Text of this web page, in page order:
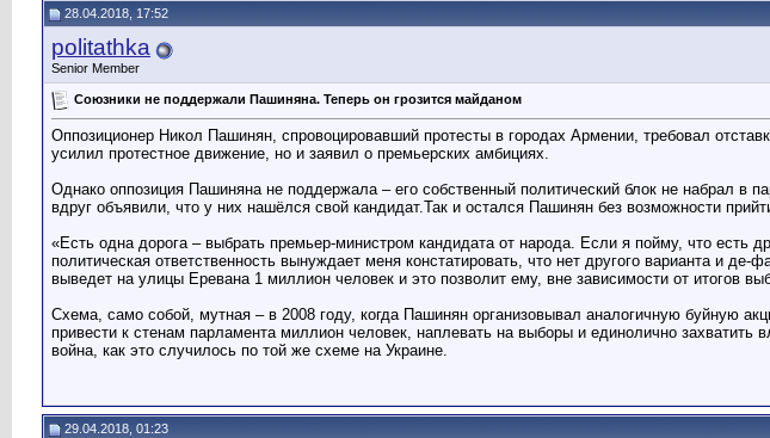
28.04.2018, 17:52
politathka
Senior Member
Союзники не поддержали Пашиняна. Теперь он грозится майданом
Оппозиционер Никол Пашинян, спровоцировавший протесты в городах Армении, требовал
усилил протестное движение, но и заявил о премьерских амбициях.
Однако оппозиция Пашиняна не поддержала – его собственный политический блок не набрал
вдруг объявили, что у них нашёлся свой кандидат.Так и остался Пашинян без возможности
«Есть одна дорога – выбрать премьер-министром кандидата от народа. Если я пойму, что
политическая ответственность вынуждает меня констатировать, что нет другого варианта и
выведет на улицы Еревана 1 миллион человек и это позволит ему, вне зависимости от итогов
Схема, само собой, мутная – в 2008 году, когда Пашинян организовывал аналогичную буйную
привести к стенам парламента миллион человек, наплевать на выборы и единолично
война, как это случилось по той же схеме на Украине.
29.04.2018, 01:23